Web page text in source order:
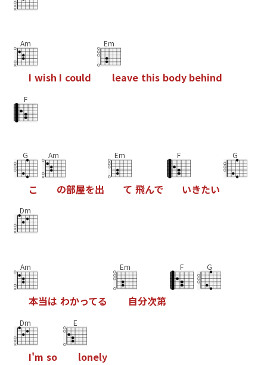
Am
I wish I could
Em
leave this body behind
F
G
こ
Am
の部屋を出
Em
て 飛んで
F
いきたい
G
Dm
Am
本当は わかってる
Em
自分次第
F G
Dm
I'm so
E
lonely